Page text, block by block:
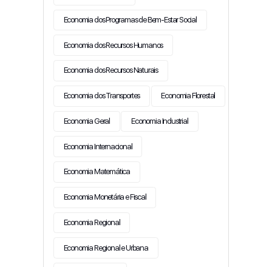
Economia dos Programas de Bem-Estar Social
Economia dos Recursos Humanos
Economia dos Recursos Naturais
Economia dos Transportes Economia Florestal
Economia Geral Economia Industrial
Economia Internacional
Economia Matemática
Economia Monetária e Fiscal
Economia Regional
Economia Regional e Urbana